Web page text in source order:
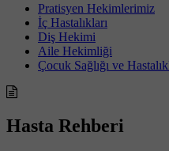
Pratisyen Hekimlerimiz
İç Hastalıkları
Diş Hekimi
Aile Hekimliği
Çocuk Sağlığı ve
Hasta Rehberi